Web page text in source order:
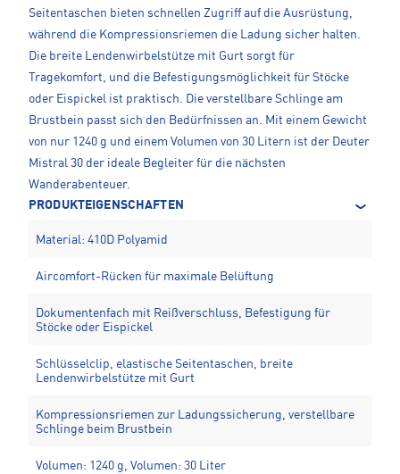
Seitentaschen bieten schnellen Zugriff auf die Ausrüstung,
während die Kompressionsriemen die Ladung sicher halten.
Die breite Lendenwirbelstütze mit Gurt sorgt für
Tragekomfort, und die Befestigungsmöglichkeit für Stöcke
oder Eispickel ist praktisch. Die verstellbare Schlinge am
Brustbein passt sich den Bedürfnissen an. Mit einem Gewicht
von nur 1240 g und einem Volumen von 30 Litern ist der Deuter
Mistral 30 der ideale Begleiter für die nächsten
Wanderabenteuer.
PRODUKTEIGENSCHAFTEN
Material: 410D Polyamid
Aircomfort-Rücken für maximale Belüftung
Dokumentenfach mit Reißverschluss, Befestigung für
Stöcke oder Eispickel
Schlüsselclip, elastische Seitentaschen, breite
Lendenwirbelstütze mit Gurt
Kompressionsriemen zur Ladungssicherung, verstellbare
Schlinge beim Brustbein
Volumen: 1240 g, Volumen: 30 Liter